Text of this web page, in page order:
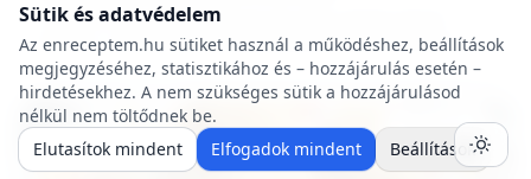
A felsorolt összetevőkből percek alatt nagyon finom,
krémes, cukormentes csokoládéhabot lehet készíteni.
Nem igényel főzést, és kiválóan alkalmas
pohárdesszertn...
Mentés
Sütik és adatvédelem
Az enreceptem.hu sütiket használ a működéshez, beállítások
megjegyzéséhez, statisztikához és – hozzájárulás esetén –
hirdetésekhez. A nem szükséges sütik a hozzájárulásod
nélkül nem töltődnek be.
Elutasítok mindent
Elfogadok mindent Beállítások